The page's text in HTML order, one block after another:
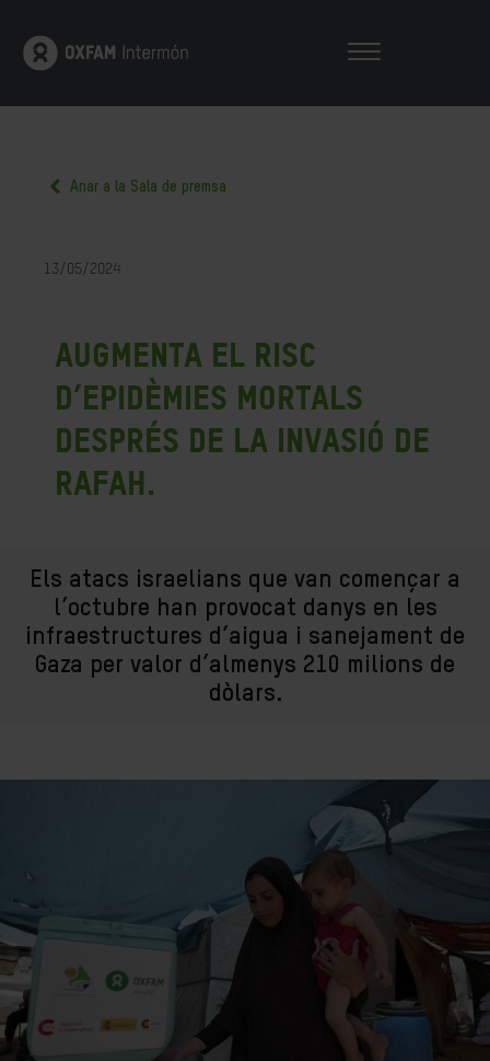
Anar a la Sala de premsa
13/05/2024
Augmenta el risc
d’epidèmies mortals
després de la invasió de
Rafah.
Els atacs israelians que van començar a
l’octubre han provocat danys en les
infraestructures d’aigua i sanejament de
Gaza per valor d’almenys 210 milions de
dòlars.